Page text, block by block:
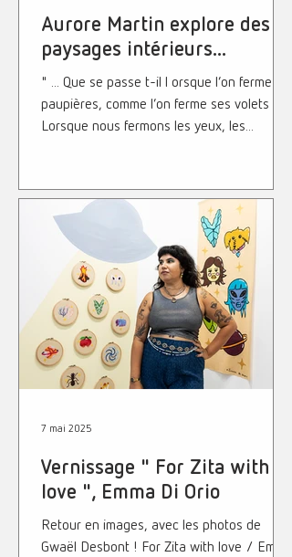
Aurore Martin explore des
paysages intérieurs...
" ... Que se passe t-il l orsque l’on ferme les
paupières, comme l’on ferme ses volets ? "
Lorsque nous fermons les yeux, les...
Vernissage " For Zita with
love ", Emma Di Orio
Retour en images, avec les photos de
Gwaël Desbont ! For Zita with love / Emma
7 mai 2025